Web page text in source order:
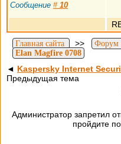
Сообщение # 10
Главная сайта >> Форум
Elan Magfire 0708
◄ Kaspersky Internet
Предыдущая тема
Администратор запретил
пройдите